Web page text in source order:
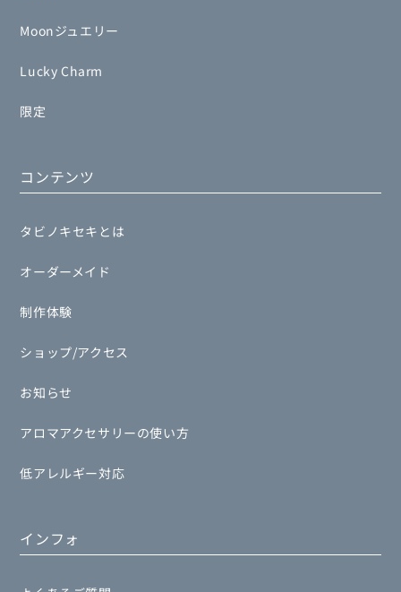
Moonジュエリー
Lucky Charm
限定
コンテンツ
タビノキセキとは
オーダーメイド
制作体験
ショップ/アクセス
お知らせ
アロマアクセサリーの使い方
低アレルギー対応
インフォ